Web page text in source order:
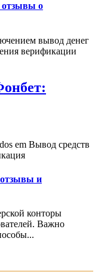
отзывы о
вывод денег
верификации
em Вывод средств
отзывы и
конторы
Важно